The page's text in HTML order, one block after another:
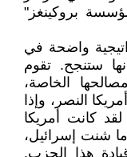
بروكينغز"
واضحة في
ستنجح. تقوم
الخاصة،
النصر، وإذا
كانت أمريكا
شنت إسرائيل،
هذا الحزب.